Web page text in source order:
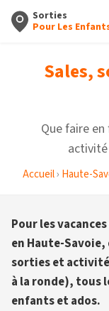
Sorties
Pour Les
Sales,
Que faire
Accueil› Haute-
Pour les
en Haute-
sorties et
à la ronde), tous
enfants et ados.